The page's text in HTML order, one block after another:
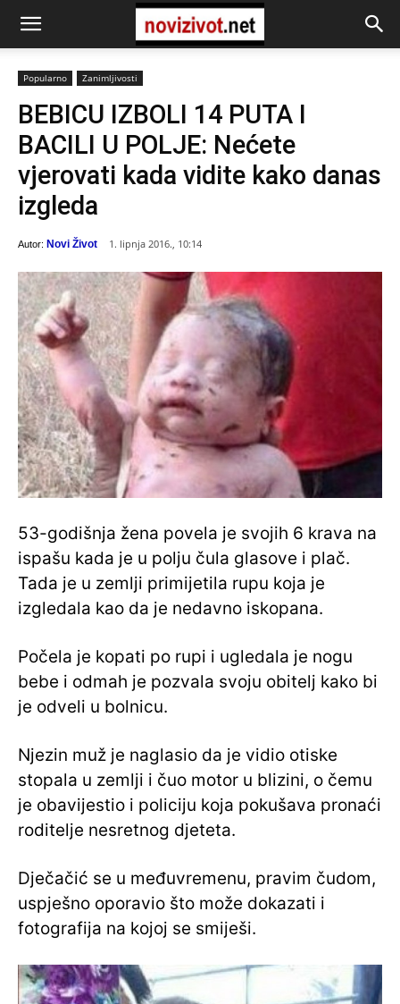
Popularno Zanimljivosti
BEBICU IZBOLI 14 PUTA I
BACILI U POLJE: Nećete
vjerovati kada vidite kako danas
izgleda
Autor: Novi Život 1. lipnja 2016., 10:14
53-godišnja žena povela je svojih 6 krava na
ispašu kada je u polju čula glasove i plač.
Tada je u zemlji primijetila rupu koja je
izgledala kao da je nedavno iskopana.
Počela je kopati po rupi i ugledala je nogu
bebe i odmah je pozvala svoju obitelj kako bi
je odveli u bolnicu.
Njezin muž je naglasio da je vidio otiske
stopala u zemlji i čuo motor u blizini, o čemu
je obavijestio i policiju koja pokušava pronaći
roditelje nesretnog djeteta.
Dječačić se u međuvremenu, pravim čudom,
uspješno oporavio što može dokazati i
fotografija na kojoj se smiješi.